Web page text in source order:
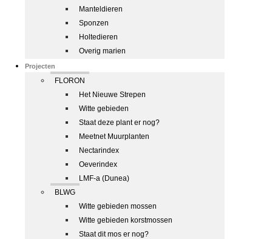
Manteldieren
Sponzen
Holtedieren
Overig marien
Projecten
FLORON
Het Nieuwe Strepen
Witte gebieden
Staat deze plant er nog?
Meetnet Muurplanten
Nectarindex
Oeverindex
LMF-a (Dunea)
BLWG
Witte gebieden mossen
Witte gebieden korstmossen
Staat dit mos er nog?